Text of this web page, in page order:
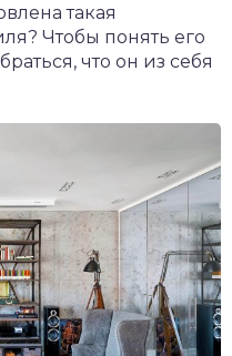
такая
Чтобы понять его
что он из себя